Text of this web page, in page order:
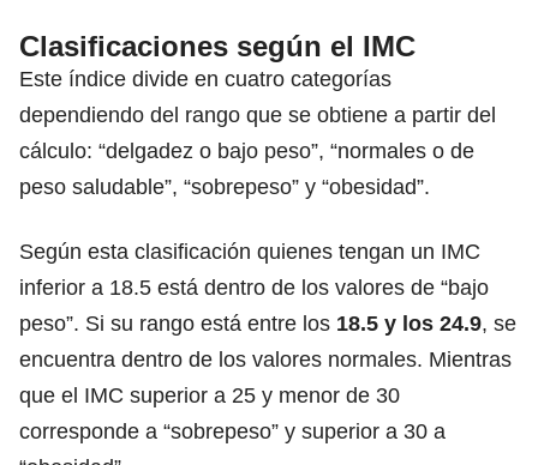
Clasificaciones según el IMC
Este índice divide en cuatro categorías
dependiendo del rango que se obtiene a partir del
cálculo: “delgadez o bajo peso”, “normales o de
peso saludable”, “sobrepeso” y “obesidad”.
Según esta clasificación quienes tengan un IMC
inferior a 18.5 está dentro de los valores de “bajo
peso”. Si su rango está entre los 18.5 y los 24.9, se
encuentra dentro de los valores normales. Mientras
que el IMC superior a 25 y menor de 30
corresponde a “sobrepeso” y superior a 30 a